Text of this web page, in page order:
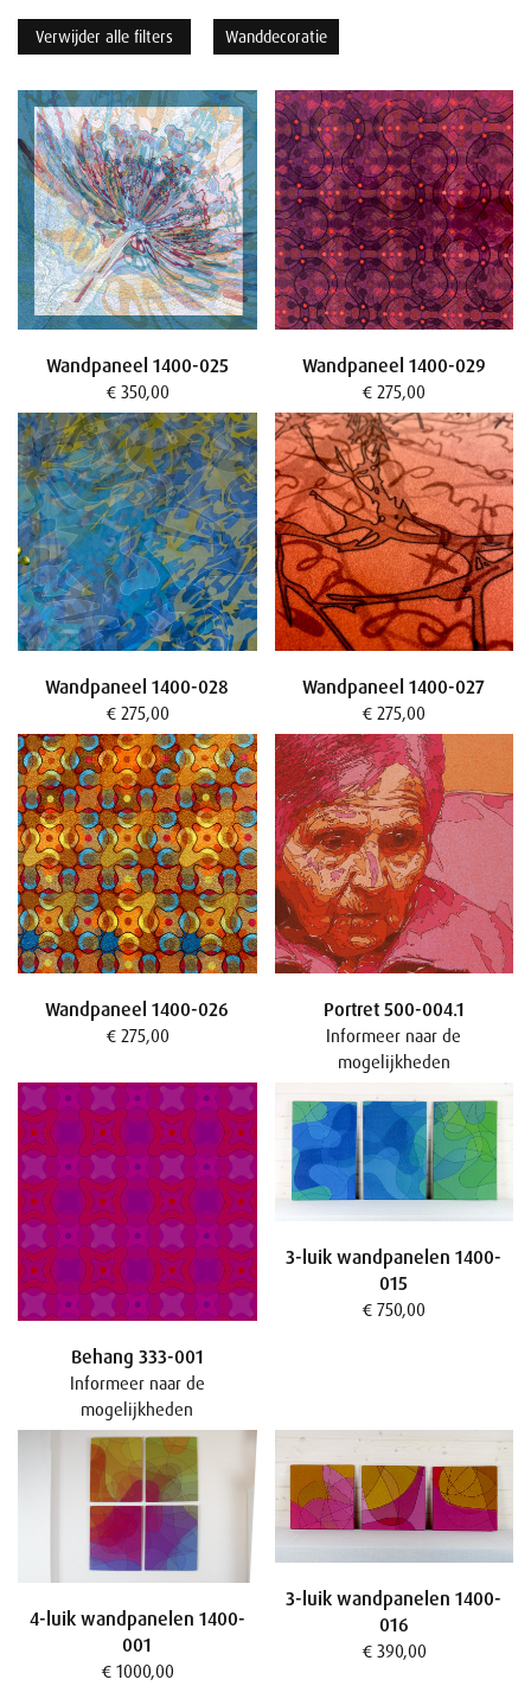
Verwijder alle filters Wanddecoratie
Wandpaneel 1400-025
€ 350,00
Wandpaneel 1400-029
€ 275,00
Wandpaneel 1400-028
€ 275,00
Wandpaneel 1400-027
€ 275,00
Wandpaneel 1400-026
€ 275,00
Portret 500-004.1
Informeer naar de
mogelijkheden
Behang 333-001
Informeer naar de
mogelijkheden
3-luik wandpanelen 1400-
015
€ 750,00
4-luik wandpanelen 1400-
001
€ 1000,00
3-luik wandpanelen 1400-
016
€ 390,00